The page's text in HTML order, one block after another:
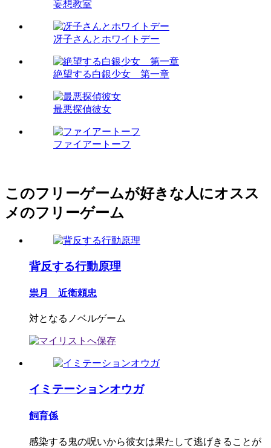
妄想教室
冴子さんとホワイトデー
絶望する白銀少女 第一章
最悪探偵彼女
ファイアートーフ
このフリーゲームが好きな人にオスス
メのフリーゲーム
背反する行動原理
祟月 近衛頼忠
対となるノベルゲーム
イミテーションオウガ
飼育係
感染する鬼の呪いから彼女は果たして逃げきることが